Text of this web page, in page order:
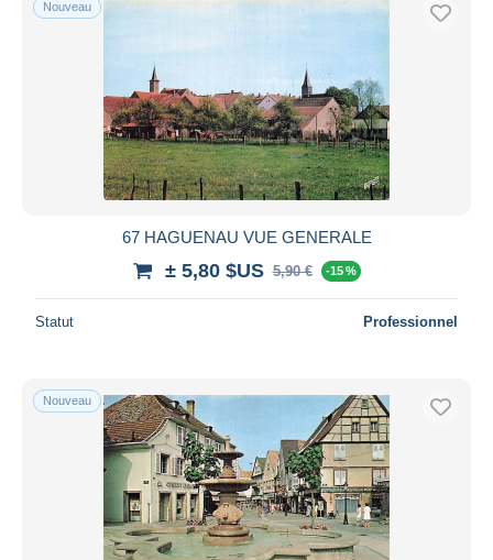
Uniquement en réduction
Méthodes de paiement
PayPal
Virement bancaire
Visa
Mastercard
Bancontact
iDeal
Tout désélectionner
Monde entier
Appliquer
Nouveau
67 HAGUENAU VUE GENERALE
± 5,80 $US 5,90 € -15 %
Statut Professionnel
Nouveau